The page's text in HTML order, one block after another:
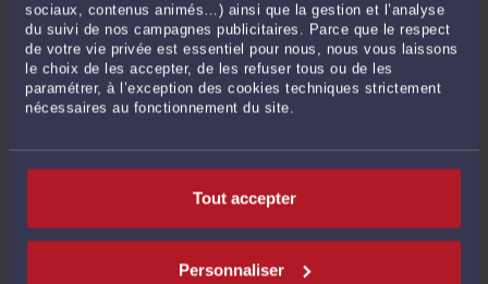
sociaux, contenus animés…) ainsi que la gestion et l’analyse
du suivi de nos campagnes publicitaires. Parce que le respect
de votre vie privée est essentiel pour nous, nous vous laissons
le choix de les accepter, de les refuser tous ou de les
paramétrer, à l’exception des cookies techniques strictement
nécessaires au fonctionnement du site.
Tout accepter
Personnaliser
POURQUOI FAIRE APPEL À UN AVOCAT EN DROIT DU TRAVAIL ?
Par Jean-Luc BRAUNSCHWEIG-KLEINle 01/04/2026
Recourir à un avocat en droit du travail se justifie principalement pour sécuriser
coûteuses, que vous soyez salarié ou employeur. Comprendre ses droits et
obligations L’avocat connaît et vous explique quelles sont les ...Lire la suite >